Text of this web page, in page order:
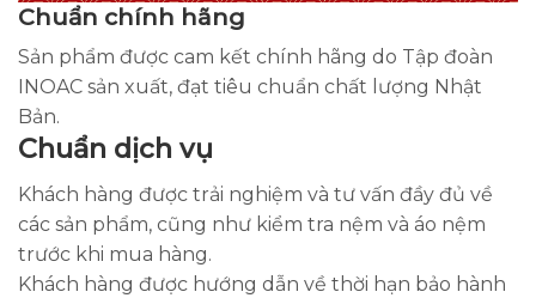
Chuẩn chính hãng
Sản phẩm được cam kết chính hãng do Tập đoàn
INOAC sản xuất, đạt tiêu chuẩn chất lượng Nhật
Bản.
Chuẩn dịch vụ
Khách hàng được trải nghiệm và tư vấn đầy đủ về
các sản phẩm, cũng như kiểm tra nệm và áo nệm
trước khi mua hàng.
Khách hàng được hướng dẫn về thời hạn bảo hành